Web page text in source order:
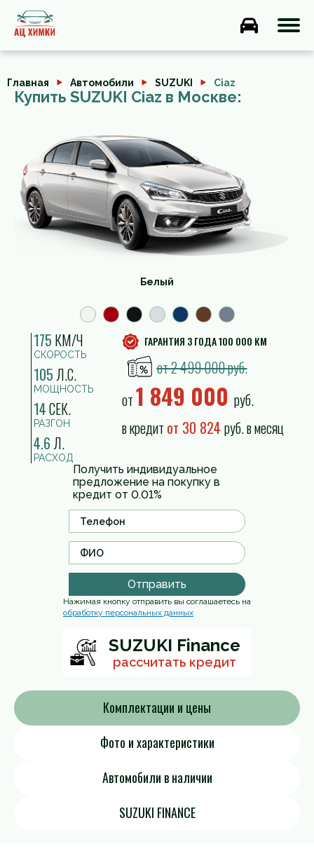
Главная Автомобили SUZUKI Ciaz
Купить SUZUKI Ciaz в Москве:
175 КМ/Ч
СКОРОСТЬ
105Л.С.
МОЩНОСТЬ
14СЕК.
РАЗГОН
4.6Л.
РАСХОД
ГАРАНТИЯ 3 ГОДА 100 000 КМ
от 2 499 000 руб.
от1 849 000 руб.
в кредит от 30 824 руб. в месяц
Белый
Получить индивидуальное
предложение на покупку в
кредит от 0.01%
Отправить
Нажимая кнопку отправить вы соглашаетесь на
обработку персональных данных
SUZUKI Finance
рассчитать кредит
Комплектации и цены
Фото и характеристики
Автомобили в наличии
SUZUKI FINANCE